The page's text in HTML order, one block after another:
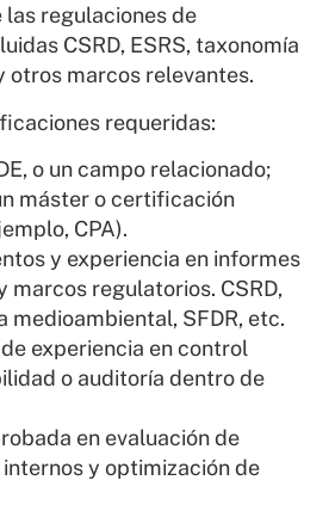
regulaciones de
CSRD, ESRS, taxonomía
otros marcos relevantes.
requeridas:
o un campo relacionado;
máster o certificación
CPA).
y experiencia en informes
marcos regulatorios. CSRD,
medioambiental, SFDR, etc.
experiencia en control
o auditoría dentro de
en evaluación de
y optimización de